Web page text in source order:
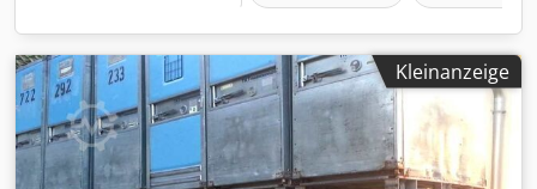
Kleinanzeige